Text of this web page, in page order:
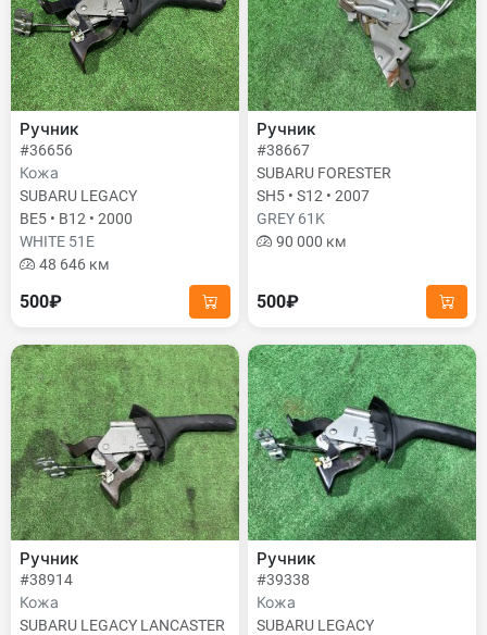
Ручник
#36656
Кожа
SUBARU LEGACY
BE5 • B12 • 2000
WHITE 51E
48 646 км
500₽
Ручник
#38667
SUBARU FORESTER
SH5 • S12 • 2007
GREY 61K
90 000 км
500₽
Ручник
#38914
Кожа
SUBARU LEGACY LANCASTER
Ручник
#39338
Кожа
SUBARU LEGACY